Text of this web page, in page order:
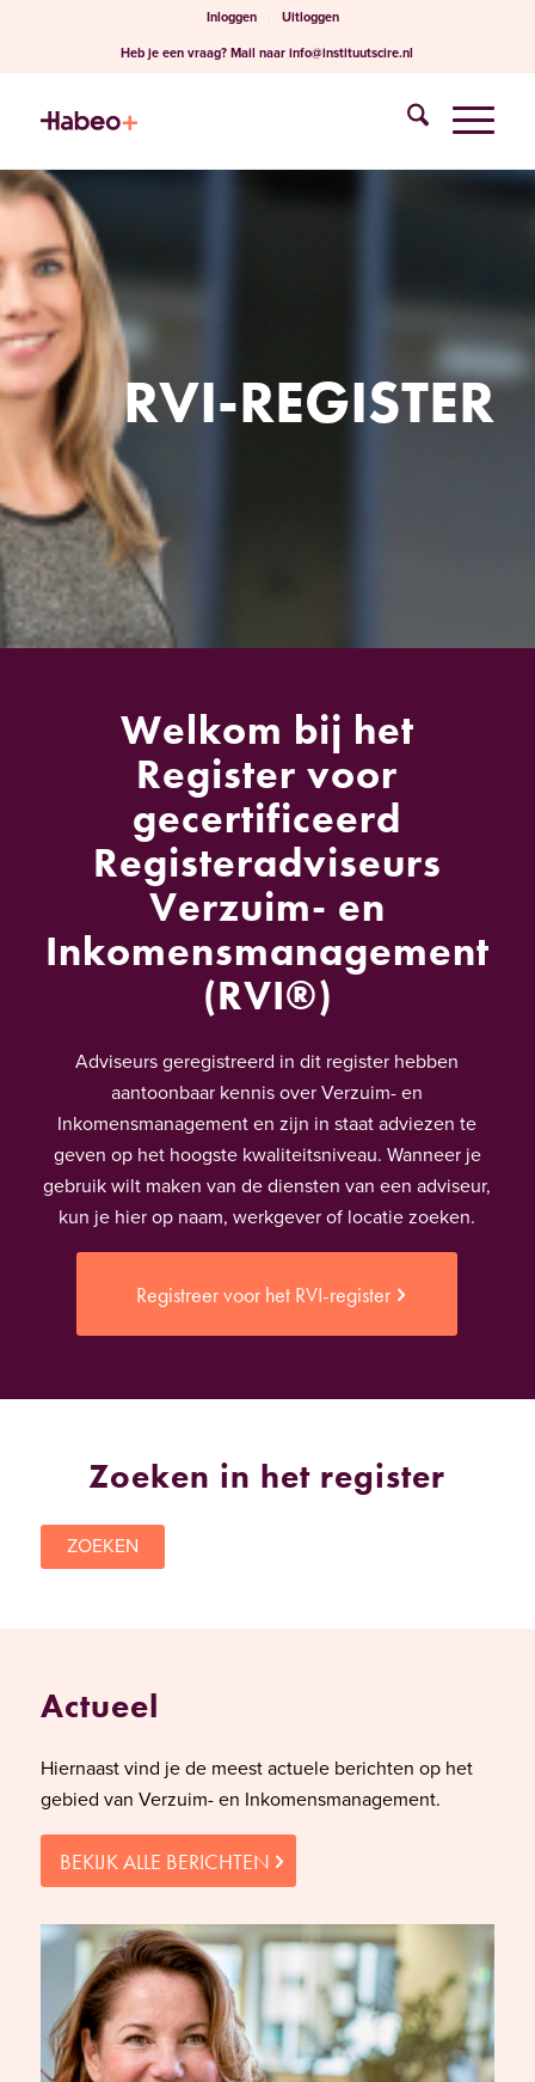
Inloggen Uitloggen
Heb je een vraag? Mail naarinfo@instituutscire.nl
RVI-REGISTER
Welkom bij het
Register voor
gecertificeerd
Registeradviseurs
Verzuim- en
Inkomensmanagement
(RVI®)
Adviseurs geregistreerd in dit register hebben
aantoonbaar kennis over Verzuim- en
Inkomensmanagement en zijn in staat adviezen te
geven op het hoogste kwaliteitsniveau. Wanneer je
gebruik wilt maken van de diensten van een adviseur,
kun je hier op naam, werkgever of locatie zoeken.
Registreer voor het RVI-register
Zoeken in het register
ZOEKEN
Actueel
Hiernaast vind je de meest actuele berichten op het
gebied van Verzuim- en Inkomensmanagement.
BEKIJK ALLE BERICHTEN